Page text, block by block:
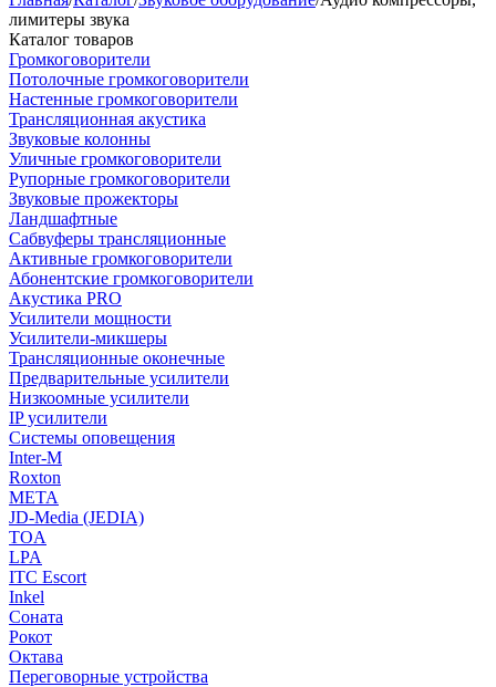
лимитеры звука
Каталог товаров
Громкоговорители
Потолочные громкоговорители
Настенные громкоговорители
Трансляционная акустика
Звуковые колонны
Уличные громкоговорители
Рупорные громкоговорители
Звуковые прожекторы
Ландшафтные
Сабвуферы трансляционные
Активные громкоговорители
Абонентские громкоговорители
Акустика PRO
Усилители мощности
Усилители-микшеры
Трансляционные оконечные
Предварительные усилители
Низкоомные усилители
IP усилители
Системы оповещения
Inter-M
Roxton
МЕТА
JD-Media (JEDIA)
TOA
LPA
ITC Escort
Inkel
Соната
Рокот
Октава
Переговорные устройства